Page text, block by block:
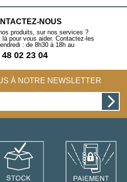
NOUS
produits, sur nos services ?
pour vous aider. Contactez-les
: de 8h30 à 18h au
48 02 23 04
À NOTRE NEWSLETTER